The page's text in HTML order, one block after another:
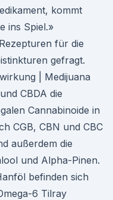
kommt
ins Spiel.»
für die
gefragt.
| Medijuana
CBDA die
Cannabinoide in
CGB, CBN und CBC
außerdem die
und Alpha-Pinen.
befinden sich
6 Tilray